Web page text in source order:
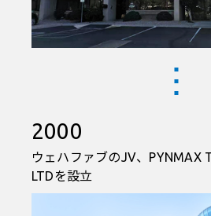
2000
ウェハファブのJV、PYNMAX
LTDを設立